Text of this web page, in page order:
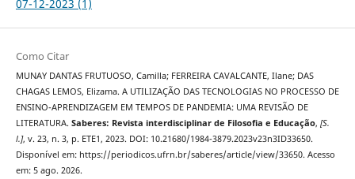
07-12-2023 (1)
Como Citar
MUNAY DANTAS FRUTUOSO, Camilla; FERREIRA CAVALCANTE, Ilane; DAS
CHAGAS LEMOS, Elizama. A UTILIZAÇÃO DAS TECNOLOGIAS NO PROCESSO DE
ENSINO-APRENDIZAGEM EM TEMPOS DE PANDEMIA: UMA REVISÃO DE
LITERATURA. Saberes: Revista interdisciplinar de Filosofia e Educação, [S.
l.], v. 23, n. 3, p. ETE1, 2023. DOI: 10.21680/1984-3879.2023v23n3ID33650.
Disponível em: https://periodicos.ufrn.br/saberes/article/view/33650. Acesso
em: 5 ago. 2026.